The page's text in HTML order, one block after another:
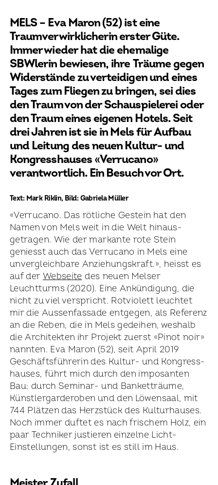
MELS – Eva Maron (52) ist eine
Traumver­wirklicherin erster Güte.
Immer wieder hat die ehemalige
SBWlerin bewiesen, ihre Träume gegen
Widerstände zu verteidigen und eines
Tages zum Fliegen zu bringen, sei dies
den Traum von der Schau­spielerei oder
den Traum eines eigenen Hotels. Seit
drei Jahren ist sie in Mels für Aufbau
und Leitung des neuen Kultur- und
Kongresshauses «Verrucano»
verantwortlich. Ein Besuch vor Ort.
Text: Mark Riklin, Bild: Gabriela Müller
«Verrucano. Das rötliche Gestein hat den
Namen von Mels weit in die Welt hinaus­
getragen. Wie der markante rote Stein
geniesst auch das Verrucano in Mels eine
unver­gleichbare Anziehungskraft.», heisst es
auf der Webseite des neuen Melser
Leuchtturms (2020). Eine Ankündigung, die
nicht zu viel verspricht. Rotviolett leuchtet
mir die Aussen­fassade entgegen, als Referenz
an die Reben, die in Mels gedeihen, weshalb
die Architekten ihr Projekt zuerst «Pinot noir»
nannten. Eva Maron (52), seit April 2019
Geschäftsführerin des Kultur- und Kongress­
hauses, führt mich durch den imposanten
Bau: durch Seminar- und Banketträume,
Künstler­garderoben und den Löwensaal, mit
744 Plätzen das Herzstück des Kultur­hauses.
Noch immer duftet es nach frischem Holz, ein
paar Techniker justieren einzelne Licht-
Einstellungen, sonst ist es still im Haus.